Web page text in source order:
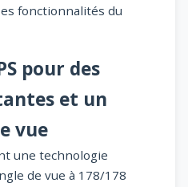
fonctionnalités du
pour des
et un
vue
une technologie
de vue à 178/178